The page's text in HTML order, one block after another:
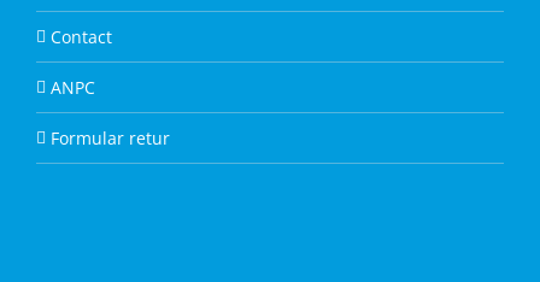
Contact
ANPC
Formular retur